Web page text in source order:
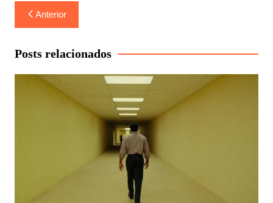
Navegação
de
Post
Anterior
Posts relacionados